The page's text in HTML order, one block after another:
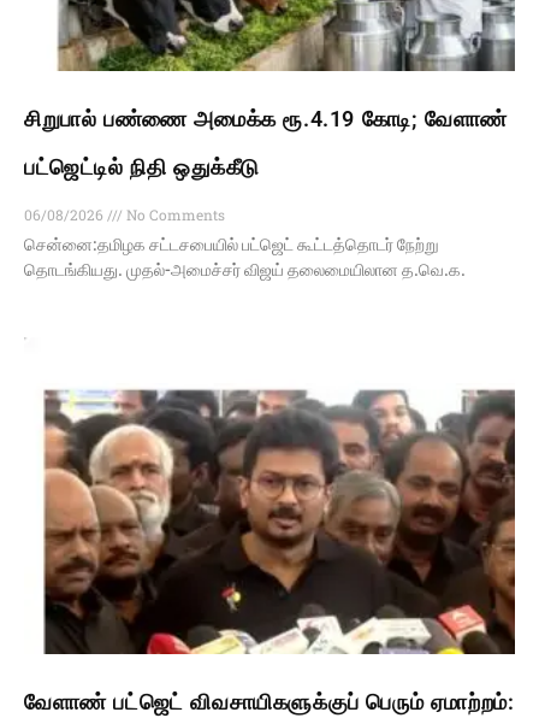
சிறுபால் பண்ணை அமைக்க ரூ.4.19 கோடி; வேளாண்
பட்ஜெட்டில் நிதி ஒதுக்கீடு
06/08/2026
No Comments
சென்னை:தமிழக சட்டசபையில் பட்ஜெட் கூட்டத்தொடர் நேற்று
தொடங்கியது. முதல்-அமைச்சர் விஜய் தலைமையிலான த.வெ.க.
வேளாண் பட்ஜெட் விவசாயிகளுக்குப் பெரும் ஏமாற்றம்: